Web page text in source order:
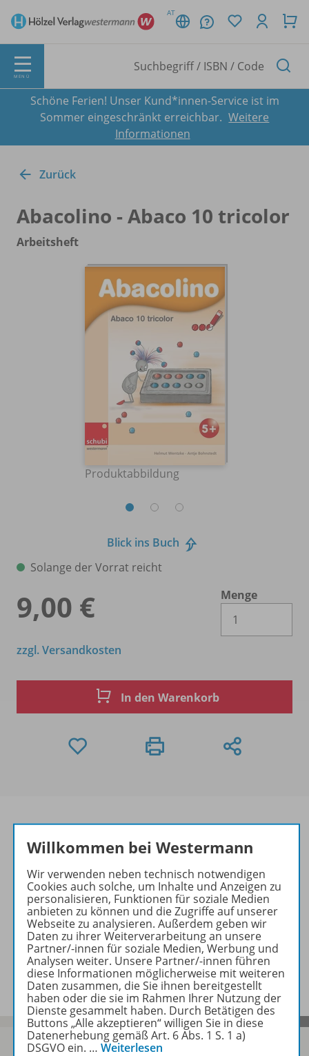
AT
MENÜ
Schöne Ferien! Unser Kund*innen-Service ist im
Sommer eingeschränkt erreichbar. Weitere
Informationen
Zurück
Abacolino - Abaco 10 tricolor
Arbeitsheft
Produktabbildung
Blick ins Buch
Solange der Vorrat reicht
9,00 €
Menge
zzgl. Versandkosten
In den Warenkorb
Beschreibung
Zugehörige Produkte
Willkommen bei Westermann
Wir verwenden neben technisch notwendigen
Cookies auch solche, um Inhalte und Anzeigen zu
personalisieren, Funktionen für soziale Medien
anbieten zu können und die Zugriffe auf unserer
Webseite zu analysieren. Außerdem geben wir
Daten zu ihrer Weiterverarbeitung an unsere
Partner/-innen für soziale Medien, Werbung und
Analysen weiter. Unsere Partner/-innen führen
diese Informationen möglicherweise mit weiteren
Daten zusammen, die Sie ihnen bereitgestellt
haben oder die sie im Rahmen Ihrer Nutzung der
Dienste gesammelt haben. Durch Betätigen des
Buttons „Alle akzeptieren“ willigen Sie in diese
Datenerhebung gemäß Art. 6 Abs. 1 S. 1 a)
DSGVO ein. … Weiterlesen